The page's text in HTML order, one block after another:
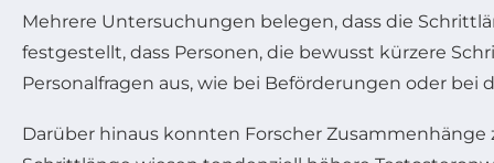
Mehrere Untersuchungen belegen, dass die
festgestellt, dass Personen, die bewusst kürzere
Personalfragen aus, wie bei Beförderungen oder bei
Darüber hinaus konnten Forscher